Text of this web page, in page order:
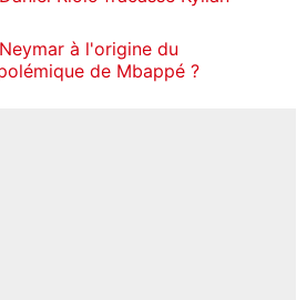
à l'origine du
de Mbappé ?